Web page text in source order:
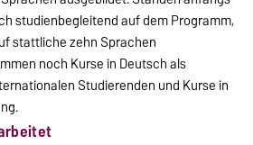
studienbegleitend auf dem Programm,
stattliche zehn Sprachen
noch Kurse in Deutsch als
Studierenden und Kurse in